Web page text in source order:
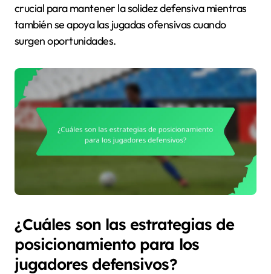
crucial para mantener la solidez defensiva mientras
también se apoya las jugadas ofensivas cuando
surgen oportunidades.
¿Cuáles son las estrategias de
posicionamiento para los
jugadores defensivos?